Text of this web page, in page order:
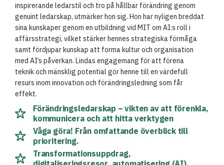
inspirerande ledarstil och tro på hållbar förändring genom
genuint ledarskap, utmärker hon sig. Hon har nyligen breddat
sina kunskaper genom en utbildning vid MIT om AI:s roll i
affärsstrategi, vilket stärker hennes strategiska förmåga
samt fördjupar kunskap att forma kultur och organisation
med AI’s påverkan. Lindas engagemang för att förena
teknik och mänsklig potential gör henne till en värdefull
resurs inom innovation och förändringsledning som får
effekt.
Förändringsledarskap – vikten av att förenkla,
kommunicera och att hitta verktygen
Våga göra! Från omfattande överblick till
prioritering.
Transformationsuppdrag,